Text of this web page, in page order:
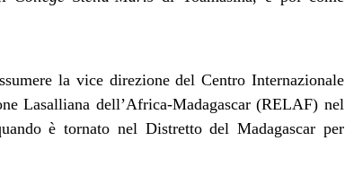
la vice direzione del Centro Internazionale
Lasalliana dell’Africa-Madagascar (RELAF) nel
è tornato nel Distretto del Madagascar per